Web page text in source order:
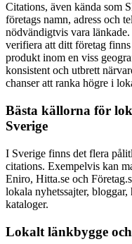
Citations, även kända som
företags namn, adress och
nödvändigtvis vara
verifiera att ditt företag
produkt inom en viss
konsistent och utbrett
chanser att ranka högre i
Bästa källorna för
Sverige
I Sverige finns det flera
citations. Exempelvis kan
Eniro, Hitta.se och
lokala nyhetssajter,
kataloger.
Lokalt länkbygge